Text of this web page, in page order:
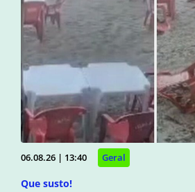
06.08.26 | 13:40 Geral
Que susto!